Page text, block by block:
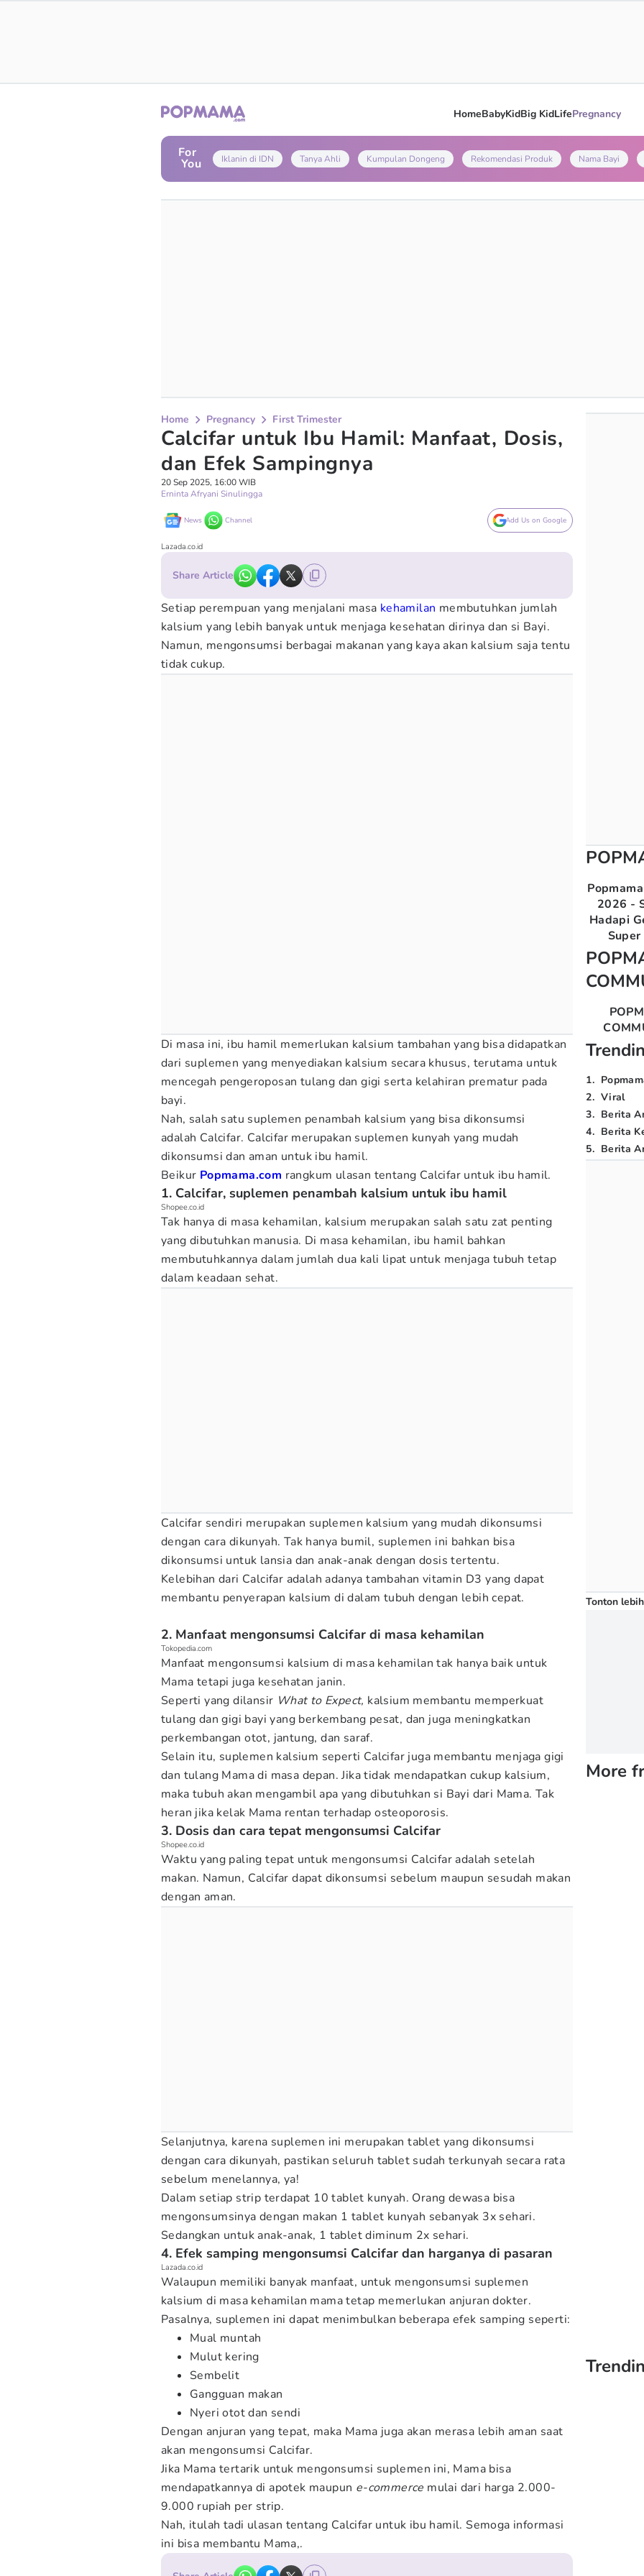
HomeBabyKidBig KidLifePregnancy
For
You Iklanin di IDN Tanya Ahli Kumpulan Dongeng Rekomendasi Produk Nama Bayi
Home Pregnancy First Trimester
Calcifar untuk Ibu Hamil: Manfaat, Dosis,
dan Efek Sampingnya
20 Sep 2025, 16:00 WIB
Erninta Afryani Sinulingga
News Channel Add Us on Google
Lazada.co.id
Share Article
Setiap perempuan yang menjalani masa kehamilan membutuhkan jumlah
kalsium yang lebih banyak untuk menjaga kesehatan dirinya dan si Bayi.
Namun, mengonsumsi berbagai makanan yang kaya akan kalsium saja tentu
tidak cukup.
Di masa ini, ibu hamil memerlukan kalsium tambahan yang bisa didapatkan
dari suplemen yang menyediakan kalsium secara khusus, terutama untuk
mencegah pengeroposan tulang dan gigi serta kelahiran prematur pada
bayi.
Nah, salah satu suplemen penambah kalsium yang bisa dikonsumsi
adalah Calcifar. Calcifar merupakan suplemen kunyah yang mudah
dikonsumsi dan aman untuk ibu hamil.
Beikur Popmama.com rangkum ulasan tentang Calcifar untuk ibu hamil.
1. Calcifar, suplemen penambah kalsium untuk ibu hamil
Shopee.co.id
Tak hanya di masa kehamilan, kalsium merupakan salah satu zat penting
yang dibutuhkan manusia. Di masa kehamilan, ibu hamil bahkan
membutuhkannya dalam jumlah dua kali lipat untuk menjaga tubuh tetap
dalam keadaan sehat.
Calcifar sendiri merupakan suplemen kalsium yang mudah dikonsumsi
dengan cara dikunyah. Tak hanya bumil, suplemen ini bahkan bisa
dikonsumsi untuk lansia dan anak-anak dengan dosis tertentu.
Kelebihan dari Calcifar adalah adanya tambahan vitamin D3 yang dapat
membantu penyerapan kalsium di dalam tubuh dengan lebih cepat.
2. Manfaat mengonsumsi Calcifar di masa kehamilan
Tokopedia.com
Manfaat mengonsumsi kalsium di masa kehamilan tak hanya baik untuk
Mama tetapi juga kesehatan janin.
Seperti yang dilansir What to Expect, kalsium membantu memperkuat
tulang dan gigi bayi yang berkembang pesat, dan juga meningkatkan
perkembangan otot, jantung, dan saraf.
Selain itu, suplemen kalsium seperti Calcifar juga membantu menjaga gigi
dan tulang Mama di masa depan. Jika tidak mendapatkan cukup kalsium,
maka tubuh akan mengambil apa yang dibutuhkan si Bayi dari Mama. Tak
heran jika kelak Mama rentan terhadap osteoporosis.
3. Dosis dan cara tepat mengonsumsi Calcifar
Shopee.co.id
Waktu yang paling tepat untuk mengonsumsi Calcifar adalah setelah
makan. Namun, Calcifar dapat dikonsumsi sebelum maupun sesudah makan
dengan aman.
Selanjutnya, karena suplemen ini merupakan tablet yang dikonsumsi
dengan cara dikunyah, pastikan seluruh tablet sudah terkunyah secara rata
sebelum menelannya, ya!
Dalam setiap strip terdapat 10 tablet kunyah. Orang dewasa bisa
mengonsumsinya dengan makan 1 tablet kunyah sebanyak 3x sehari.
Sedangkan untuk anak-anak, 1 tablet diminum 2x sehari.
4. Efek samping mengonsumsi Calcifar dan harganya di pasaran
Lazada.co.id
Walaupun memiliki banyak manfaat, untuk mengonsumsi suplemen
kalsium di masa kehamilan mama tetap memerlukan anjuran dokter.
Pasalnya, suplemen ini dapat menimbulkan beberapa efek samping seperti:
Mual muntah
Mulut kering
Sembelit
Gangguan makan
Nyeri otot dan sendi
Dengan anjuran yang tepat, maka Mama juga akan merasa lebih aman saat
akan mengonsumsi Calcifar.
Jika Mama tertarik untuk mengonsumsi suplemen ini, Mama bisa
mendapatkannya di apotek maupun e-commerce mulai dari harga 2.000-
9.000 rupiah per strip.
Nah, itulah tadi ulasan tentang Calcifar untuk ibu hamil. Semoga informasi
ini bisa membantu Mama,.
2026 -
Hadapi
1.
2. Viral
3. Berita
4. Berita
5. Berita
Tonton
More